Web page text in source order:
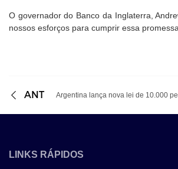
O governador do Banco da Inglaterra,
nossos esforços para cumprir essa
ANT Argentina lança nova lei de 10.000
LINKS RÁPIDOS